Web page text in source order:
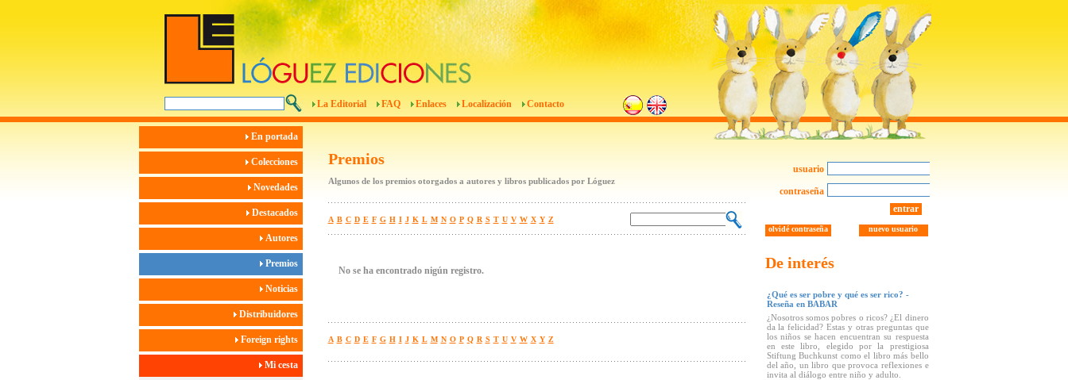
La Editorial FAQ Enlaces Localización Contacto
En portada
Colecciones
Novedades
Destacados
Autores
Premios
Noticias
Distribuidores
Foreign rights
Mi cesta
Premios
Algunos de los premios otorgados a autores y libros publicados por Lóguez
A B C D E F G H I J K L M N O P Q R S T U V W X Y Z
No se ha encontrado nigún registro.
A B C D E F G H I J K L M N O P Q R S T U V W X Y Z
usuario
contraseña
entrar
nuevo usuario
olvidé contraseña
De interés
¿Qué es ser pobre y qué es ser rico? -
Reseña en BABAR
¿Nosotros somos pobres o ricos? ¿El dinero
da la felicidad? Estas y otras preguntas que
los niños se hacen encuentran su respuesta
en este libro, elegido por la prestigiosa
Stiftung Buchkunst como el libro más bello
del año, un libro que provoca reflexiones e
invita al diálogo entre niño y adulto.